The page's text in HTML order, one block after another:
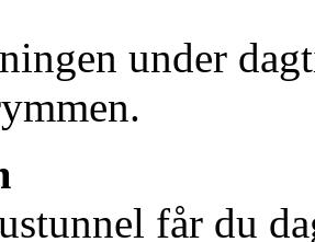
under
får du